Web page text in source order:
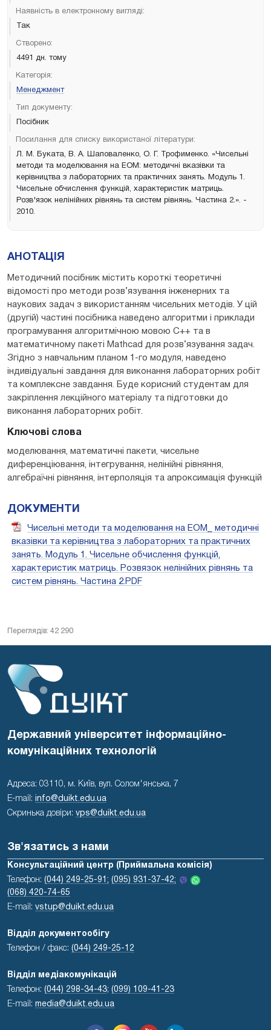
Наявність в електронному вигляді:
Так
Створено:
4491 дн. тому
Категорія:
Менеджмент
Тип документу:
Посібник
Посилання для списку використаної літератури:
Л. М. Буката, В. А. Шаповаленко, О. Г. Трофименко. «Чисельні
методи та моделювання на ЕОМ: методичні вказівки та
керівництва з лабораторних та практичних занять. Модуль 1.
Чисельне обчислення функцій, характеристик матриць.
Розв'язок нелінійних рівнянь та систем рівнянь. Частина 2.». -
2010.
АНОТАЦІЯ
Методичний посібник містить короткі теоретичні
відомості про методи розв’язування інженерних та
наукових задач з використанням чисельних методів. У цій
(другій) частині посібника наведено алгоритми і приклади
програмування алгоритмічною мовою C++ та в
математичному пакеті Mathcad для розв’язування задач.
Згідно з навчальним планом 1-го модуля, наведено
індивідуальні завдання для виконання лабораторних робіт
та комплексне завдання. Буде корисний студентам для
закріплення лекційного матеріалу та підготовки до
виконання лабораторних робіт.
Ключові слова
моделювання, математичні пакети, чисельне
диференціювання, інтегрування, нелінійні рівняння,
алгебраїчні рівняння, інтерполяція та апроксимація функцій
ДОКУМЕНТИ
Чисельні методи та моделювання на ЕОМ_ методичні
вказівки та керівництва з лабораторних та практичних
занять. Модуль 1. Чисельне обчислення функцій,
характеристик матриць. Розвязок нелінійних рівнянь та
систем рівнянь. Частина 2.PDF
Переглядів: 42 290
Державний університет інформаційно-
комунікаційних технологій
Адреса: 03110, м. Київ, вул. Солом'янська, 7
E-mail:
info@duikt.edu.ua
Скринька довіри: vps@duikt.edu.ua
Зв'язатись з нами
Консультаційний центр (Приймальна комісія)
Телефон: (044) 249-25-91; (095) 931-37-42;
(068) 420-74-65
E-mail: vstup@duikt.edu.ua
Відділ документообігу
Телефон / факс: (044) 249-25-12
Відділ медіакомунікацій
Телефон: (044) 298-34-43; (099) 109-41-23
E-mail: media@duikt.edu.ua